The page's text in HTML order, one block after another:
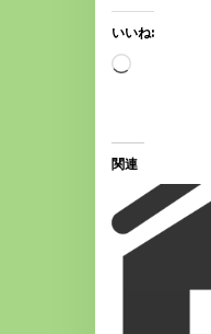
いいね:
読
中…
関連